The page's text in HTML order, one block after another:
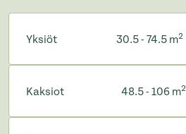
Yksiöt 30.5 - 74.5 m2
Kaksiot 48.5 - 106 m2